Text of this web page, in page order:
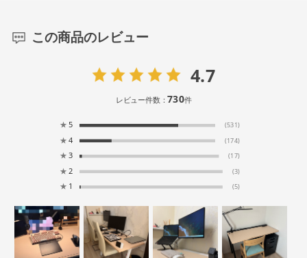
この商品のレビュー
4.7
レビュー件数：730件
★ 5 (531)
★ 4 (174)
★ 3 (17)
★ 2 (3)
★ 1 (5)